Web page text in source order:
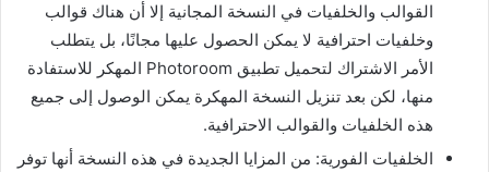
القوالب والخلفيات في النسخة المجانية إلا أن هناك قوالب
وخلفيات احترافية لا يمكن الحصول عليها مجانًا، بل يتطلب
الأمر الاشتراك لتحميل تطبيق Photoroom المهكر للاستفادة
منها، لكن بعد تنزيل النسخة المهكرة يمكن الوصول إلى جميع
هذه الخلفيات والقوالب الاحترافية.
الخلفيات الفورية: من المزايا الجديدة في هذه النسخة أنها توفر